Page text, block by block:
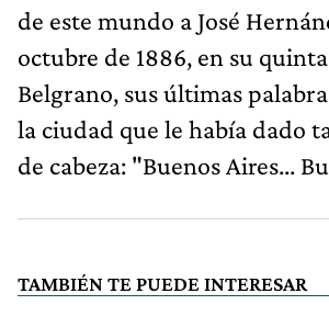
de este mundo a José
octubre de 1886, en su
Belgrano, sus últimas
la ciudad que le había dado
de cabeza: "Buenos Aires...
TAMBIÉN TE PUEDE INTERESAR